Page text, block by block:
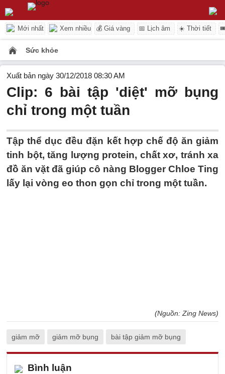
Mới nhất Xem nhiều 💰 Giá vàng 📅 Lịch âm ☀️ Thời tiết
Sức khỏe
Xuất bản ngày 30/12/2018 08:30 AM
Clip: 6 bài tập 'diệt' mỡ bụng
chỉ trong một tuần
Tập thể dục đều đặn kết hợp chế độ ăn giảm
tinh bột, tăng lượng protein, chất xơ, tránh xa
đồ ăn vặt đã giúp cô nàng Blogger Chloe Ting
lấy lại vòng eo thon gọn chỉ trong một tuần.
(Nguồn: Zing News)
giảm mỡ giảm mỡ bụng bài tập giảm mỡ bụng
Bình luận